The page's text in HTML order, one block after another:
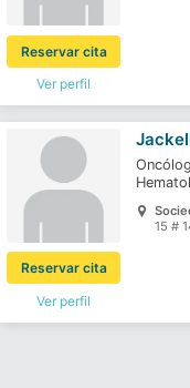
Ver perfil
Reservar cita
Ver perfil
Reservar cita
15 #